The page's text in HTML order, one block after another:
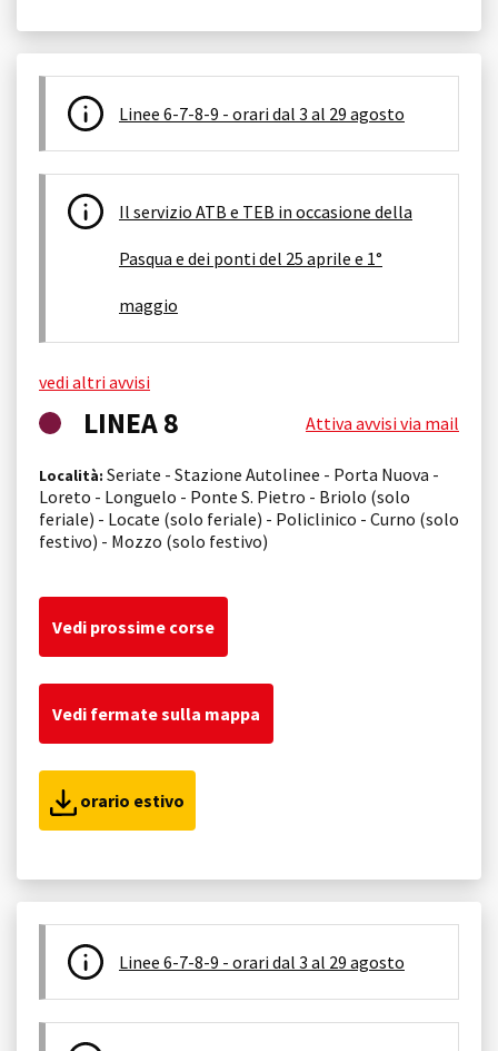
Linee 6-7-8-9 - orari dal 3 al 29 agosto
Il servizio ATB e TEB in occasione della
Pasqua e dei ponti del 25 aprile e 1°
maggio
vedi altri avvisi
LINEA 8 Attiva avvisi via mail
Località: Seriate - Stazione Autolinee - Porta Nuova -
Loreto - Longuelo - Ponte S. Pietro - Briolo (solo
feriale) - Locate (solo feriale) - Policlinico - Curno (solo
festivo) - Mozzo (solo festivo)
Vedi prossime corse
Vedi fermate sulla mappa
orario estivo
Linee 6-7-8-9 - orari dal 3 al 29 agosto